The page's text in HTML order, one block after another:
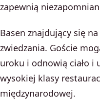
zapewnią
Basen znajdujący się
zwiedzania. Goście
uroku i odnowią ciało i
wysokiej klasy
międzynarodowej.